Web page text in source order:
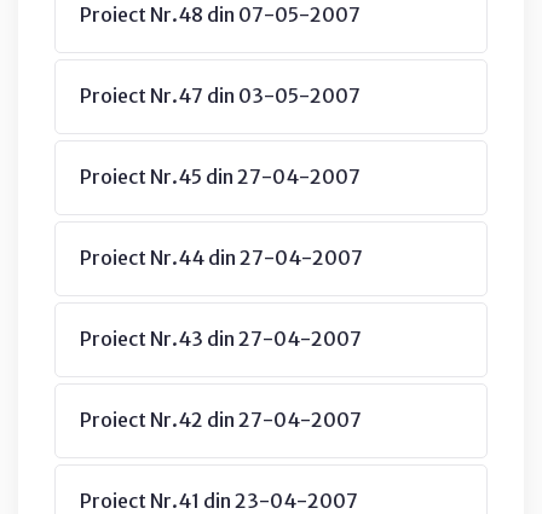
Proiect Nr.48 din 07-05-2007
Proiect Nr.47 din 03-05-2007
Proiect Nr.45 din 27-04-2007
Proiect Nr.44 din 27-04-2007
Proiect Nr.43 din 27-04-2007
Proiect Nr.42 din 27-04-2007
Proiect Nr.41 din 23-04-2007